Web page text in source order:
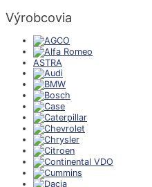
Výrobcovia
ASTRA